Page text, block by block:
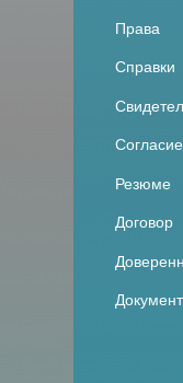
Права
Справки
Согласие
Резюме
Договор